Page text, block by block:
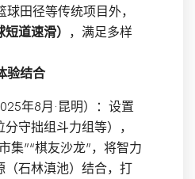
田径等传统项目外，
道速滑） ，满足多样
验结合
年8月·昆明）：设置
守拙组斗力组等），
集”“棋友沙龙”，将智力
（石林滇池）结合，打